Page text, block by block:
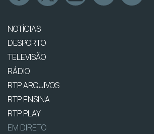
NOTÍCIAS
DESPORTO
TELEVISÃO
RÁDIO
RTP ARQUIVOS
RTP ENSINA
RTP PLAY
EM DIRETO